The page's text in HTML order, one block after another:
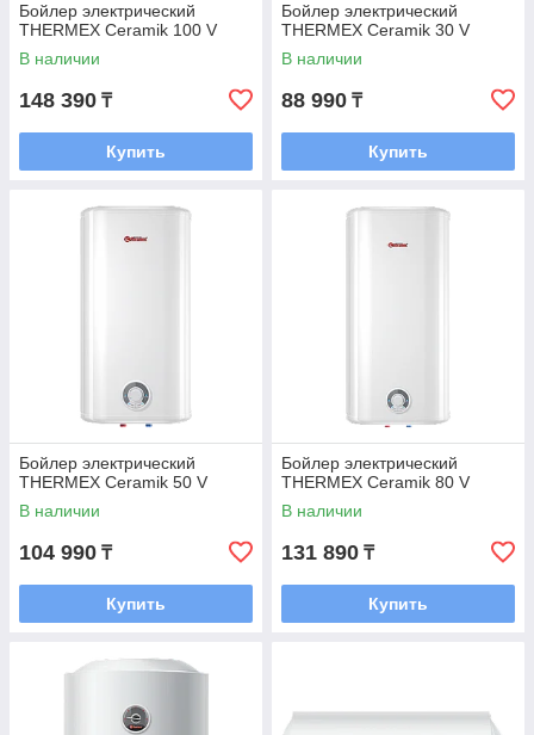
Бойлер электрический
THERMEX Ceramik 100 V
В наличии
148 390 ₸
Купить
Бойлер электрический
THERMEX Ceramik 30 V
В наличии
88 990 ₸
Купить
Бойлер электрический
THERMEX Ceramik 50 V
В наличии
104 990 ₸
Купить
Бойлер электрический
THERMEX Ceramik 80 V
В наличии
131 890 ₸
Купить